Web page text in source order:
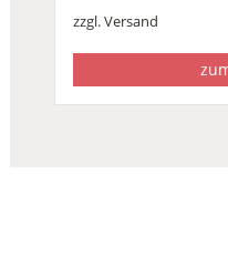
zzgl.Versand